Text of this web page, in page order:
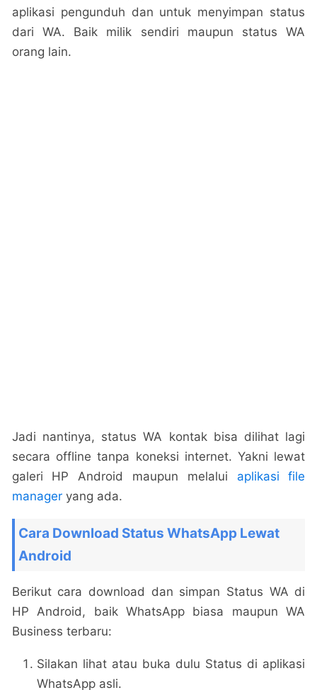
aplikasi pengunduh dan untuk menyimpan status
dari WA. Baik milik sendiri maupun status WA
orang lain.
Jadi nantinya, status WA kontak bisa dilihat lagi
secara offline tanpa koneksi internet. Yakni lewat
galeri HP Android maupun melalui aplikasi file
manageryang ada.
Cara Download Status WhatsApp Lewat
Android
Berikut cara download dan simpan Status WA di
HP Android, baik WhatsApp biasa maupun WA
Business terbaru:
Silakan lihat atau buka dulu Status di aplikasi
WhatsApp asli.